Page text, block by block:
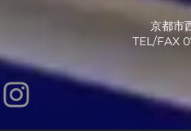
京都市
​TEL/FAX